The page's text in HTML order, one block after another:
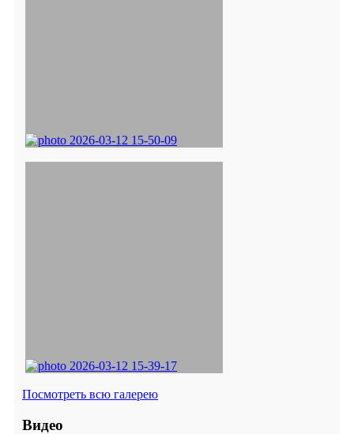
Посмотреть всю галерею
Видео